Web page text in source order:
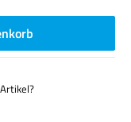
um die Anzahl zu erhöhen